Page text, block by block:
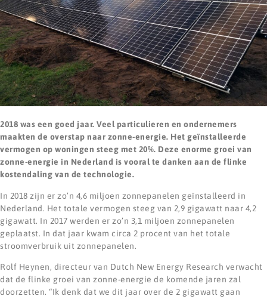
2018 was een goed jaar. Veel particulieren en ondernemers
maakten de overstap naar zonne-energie. Het geïnstalleerde
vermogen op woningen steeg met 20%. Deze enorme groei van
zonne-energie in Nederland is vooral te danken aan de flinke
kostendaling van de technologie.
In 2018 zijn er zo’n 4,6 miljoen zonnepanelen geïnstalleerd in
Nederland. Het totale vermogen steeg van 2,9 gigawatt naar 4,2
gigawatt. In 2017 werden er zo’n 3,1 miljoen zonnepanelen
geplaatst. In dat jaar kwam circa 2 procent van het totale
stroomverbruik uit zonnepanelen.
Rolf Heynen, directeur van Dutch New Energy Research verwacht
dat de flinke groei van zonne-energie de komende jaren zal
doorzetten. “Ik denk dat we dit jaar over de 2 gigawatt gaan